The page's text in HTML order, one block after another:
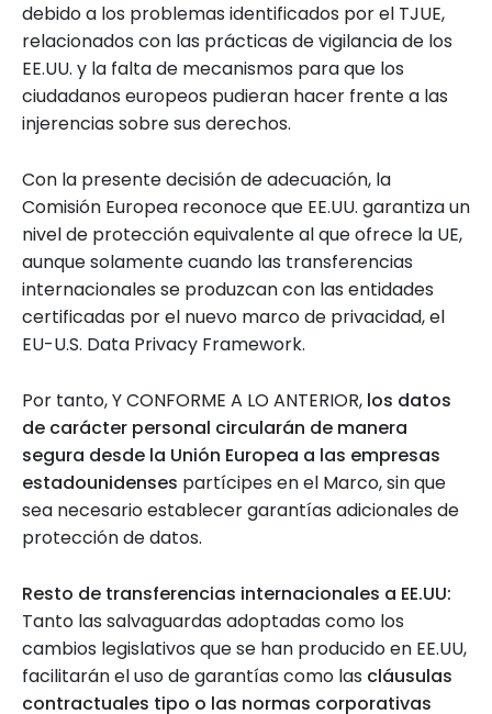
debido a los problemas identificados por el TJUE,
relacionados con las prácticas de vigilancia de los
EE.UU. y la falta de mecanismos para que los
ciudadanos europeos pudieran hacer frente a las
injerencias sobre sus derechos.
Con la presente decisión de adecuación, la
Comisión Europea reconoce que EE.UU. garantiza un
nivel de protección equivalente al que ofrece la UE,
aunque solamente cuando las transferencias
internacionales se produzcan con las entidades
certificadas por el nuevo marco de privacidad, el
EU-U.S. Data Privacy Framework.
Por tanto, Y CONFORME A LO ANTERIOR, los datos
de carácter personal circularán de manera
segura desde la Unión Europea a las empresas
estadounidenses partícipes en el Marco, sin que
sea necesario establecer garantías adicionales de
protección de datos.
Resto de transferencias internacionales a EE.UU:
Tanto las salvaguardas adoptadas como los
cambios legislativos que se han producido en EE.UU,
facilitarán el uso de garantías como las cláusulas
contractuales tipo o las normas corporativas